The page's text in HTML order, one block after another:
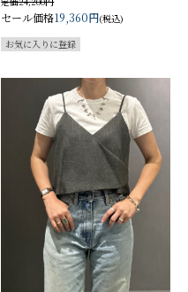
セール価格19,360円(税込)